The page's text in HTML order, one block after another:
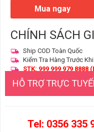
Mua ngay
CHÍNH SÁCH
Ship COD Toàn Quốc
Kiểm Tra Hàng Trước
STK: 999 999 979
HỖ TRỢ TRỰC
Tel: 0356 335